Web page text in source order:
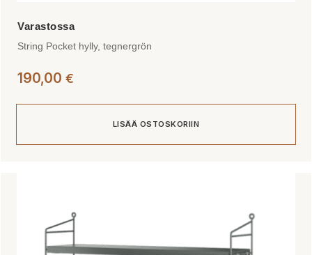
String Pocket hylly, tegnergrön
190,00 €
LISÄÄ OSTOSKORIIN